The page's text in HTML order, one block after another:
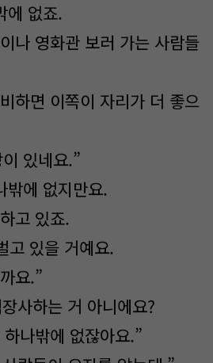
에 없죠.
나 영화관 보러 가는 사람들
하면 이쪽이 자리가 더 좋으
있네요.”
밖에 없지만요.
고 있죠.
고 있을 거예요.
요.”
사하는 거 아니에요?
나밖에 없잖아요.”